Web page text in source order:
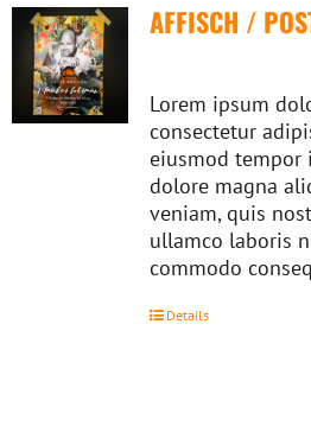
AFFISCH /
Lorem ipsum
consectetur
eiusmod
dolore magna
veniam, quis
ullamco laboris
commodo
Details